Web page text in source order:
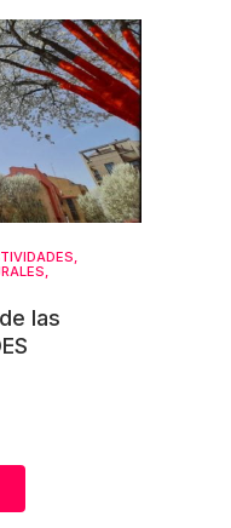
,
,
las